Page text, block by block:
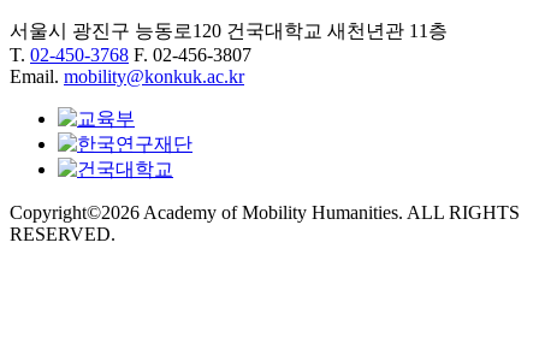
서울시 광진구 능동로120 건국대학교 새천년관 11층
T. 02-450-3768 F. 02-456-3807
Email. mobility@konkuk.ac.kr
Copyright©2026 Academy of Mobility Humanities. ALL RIGHTS
RESERVED.